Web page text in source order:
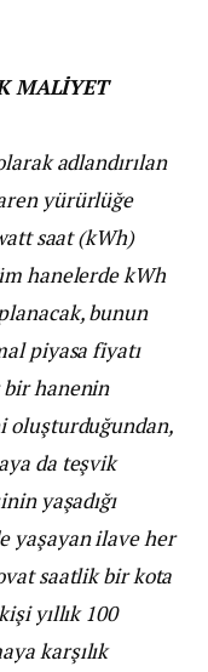
MALİYET
adlandırılan
yürürlüğe
saat (kWh)
hanelerde kWh
bunun
piyasa fiyatı
bir hanenin
oluşturduğundan,
da teşvik
yaşadığı
yaşayan ilave her
saatlik bir kota
yıllık 100
karşılık